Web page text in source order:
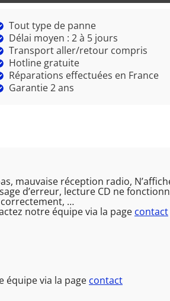
Tout type de panne
Délai moyen : 2 à 5 jours
Transport aller/retour compris
Hotline gratuite
Réparations effectuées en France
Garantie 2 ans
mauvaise réception radio,
d’erreur, lecture CD ne
…
notre équipe via la page contact
équipe via la page contact